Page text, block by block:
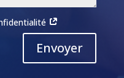
Envoyer